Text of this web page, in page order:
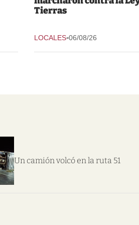
Tierras
LOCALES-06/08/26
Un camión volcó en la ruta 51